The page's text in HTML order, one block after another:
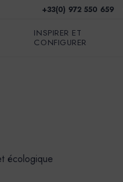
+33(0) 972 550 659
INSPIRER ET
CONFIGURER
écologique